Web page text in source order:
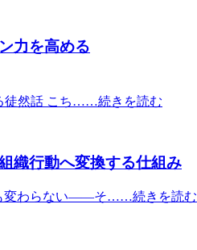
力を高める
徒然話 こち……続きを読む
織行動へ変換する仕組み
変わらない——そ……続きを読む